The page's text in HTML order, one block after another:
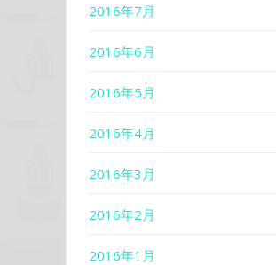
2016年7月
2016年6月
2016年5月
2016年4月
2016年3月
2016年2月
2016年1月